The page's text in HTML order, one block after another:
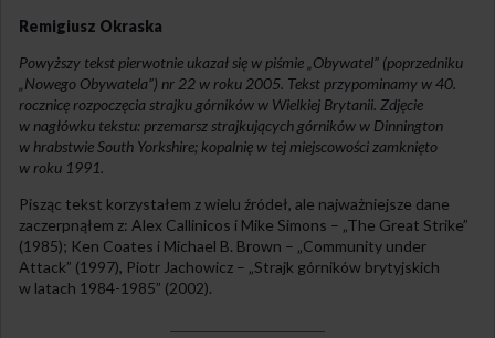
Remigiusz Okraska
Powyższy tekst pierwotnie ukazał się w piśmie „Obywatel” (poprzedniku
„Nowego Obywatela”) nr 22 w roku 2005. Tekst przypominamy w 40.
rocznicę rozpoczęcia strajku górników w Wielkiej Brytanii. Zdjęcie
w nagłówku tekstu: przemarsz strajkujących górników w Dinnington
w hrabstwie South Yorkshire; kopalnię w tej miejscowości zamknięto
w roku 1991.
Pisząc tekst korzystałem z wielu źródeł, ale najważniejsze dane
zaczerpnąłem z: Alex Callinicos i Mike Simons – „The Great Strike”
(1985); Ken Coates i Michael B. Brown – „Community under
Attack” (1997), Piotr Jachowicz – „Strajk górników brytyjskich
w latach 1984-1985” (2002).